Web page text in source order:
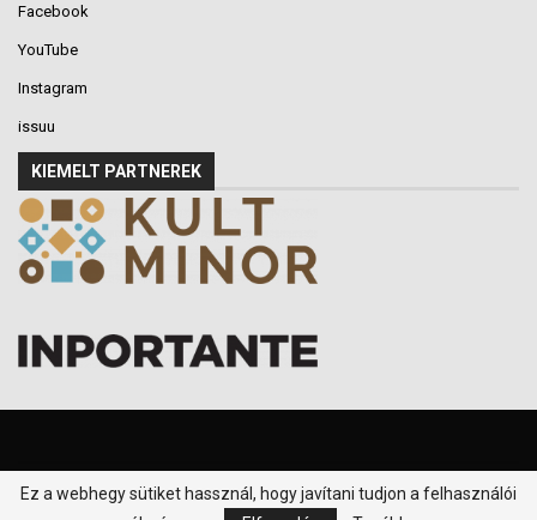
Facebook
YouTube
Instagram
issuu
KIEMELT PARTNEREK
© 2016-2026 - Klikk P.T. - Minden jog fenntartva.
Ez a webhegy sütiket hassznál, hogy javítani tudjon a felhasználói